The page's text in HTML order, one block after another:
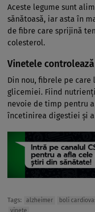
Aceste legume sunt
sănătoasă, iar asta în
de fibre care sprijină
colesterol.
Vinetele
Din nou, fibrele pe
glicemiei. Fiind
nevoie de timp pentru
încetinirea digestiei și
Tags: alzheimer boli
vinete